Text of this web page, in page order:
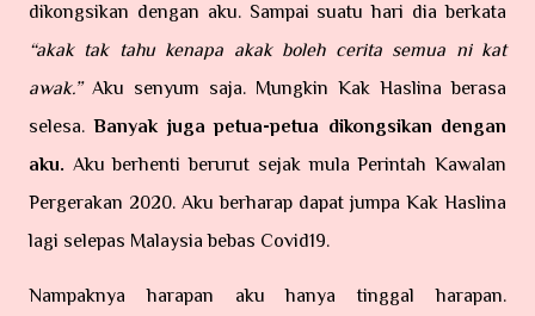
dikongsikan dengan aku. Sampai suatu hari dia berkata
“akak tak tahu kenapa akak boleh cerita semua ni kat
awak.”Aku senyum saja. Mungkin Kak Haslina berasa
selesa.Banyak juga petua-petua dikongsikan dengan
aku. Aku berhenti berurut sejak mula Perintah Kawalan
Pergerakan 2020. Aku berharap dapat jumpa Kak Haslina
lagi selepas Malaysia bebas Covid19.
Nampaknya harapan aku hanya tinggal harapan.